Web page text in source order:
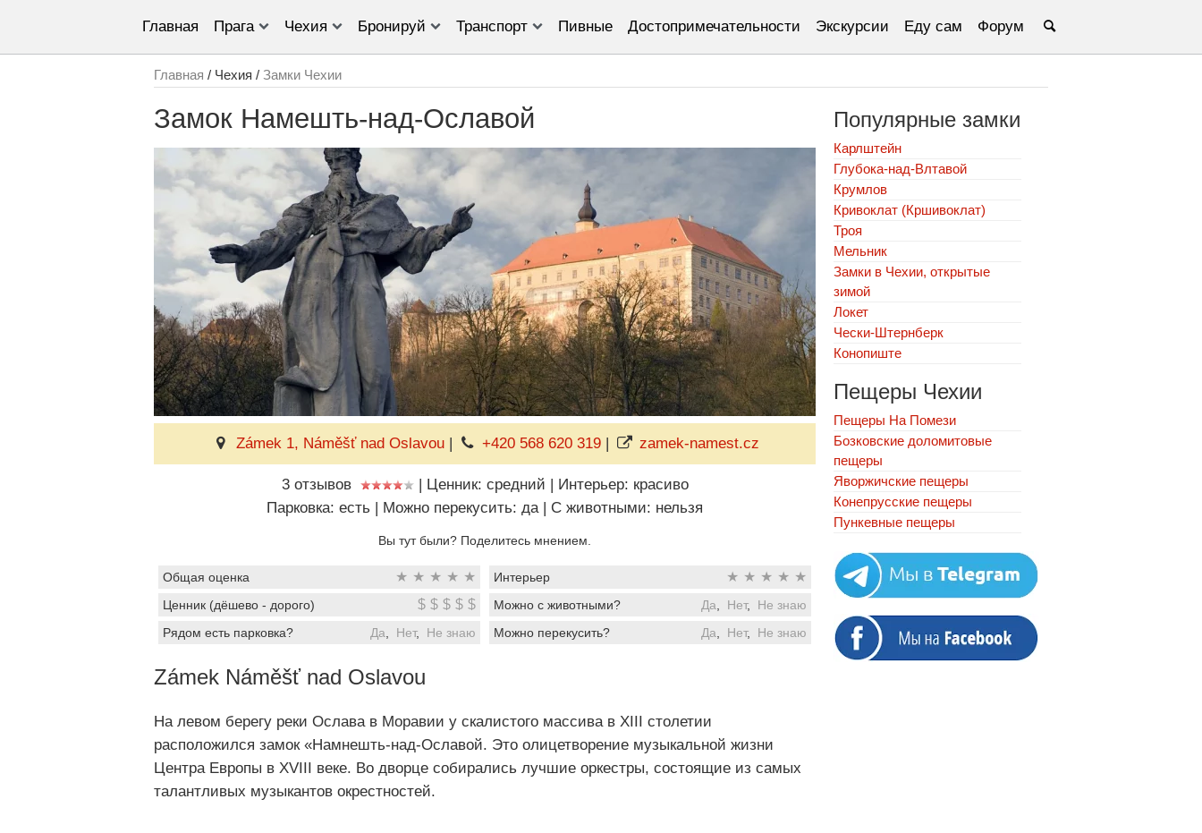
Главная Прага Чехия Бронируй Транспорт Пивные Достопримечательности Экскурсии Еду сам Форум
Главная / Чехия / Замки Чехии
Замок Намешть-над-Ославой
Zámek 1, Náměšť nad Oslavou| +420 568 620 319 | zamek-namest.cz
3 отзывов | Ценник: средний | Интерьер: красиво
Парковка: есть | Можно перекусить: да | C животными: нельзя
Вы тут были? Поделитесь мнением.
Общая оценка ★ ★ ★ ★ ★ Интерьер ★ ★ ★ ★ ★
Ценник (дёшево - дорого) $ $ $ $ $ Можно с животными? Да Нет, Не знаю
Рядом есть парковка?
Да Нет, Не знаю Можно перекусить? Да Нет, Не знаю
Zámek Náměšť nad Oslavou
На левом берегу реки Ослава в Моравии у скалистого массива в XIII столетии
расположился замок «Намнешть-над-Ославой. Это олицетворение музыкальной жизни
Центра Европы в XVIII веке. Во дворце собирались лучшие оркестры, состоящие из самых
талантливых музыкантов окрестностей.
Популярные замки
Карлштейн
Глубока-над-Влтавой
Крумлов
Кривоклат (Кршивоклат)
Троя
Мельник
Замки в Чехии, открытые
зимой
Локет
Чески-Штернберк
Конопиште
Пещеры Чехии
Пещеры На Помези
Бозковские доломитовые
пещеры
Яворжичские пещеры
Конепрусские пещеры
Пункевныe пещеры